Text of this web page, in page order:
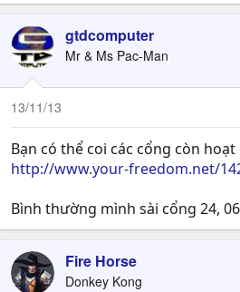
gtdcomputer
Mr & Ms Pac-Man
13/11/13
Bạn có thể coi các cổng còn
http://www.your-freedom.net/
Bình thường mình sài cổng 24,
Fire Horse
Donkey Kong